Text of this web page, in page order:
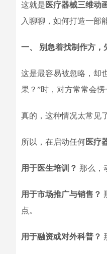
这就是 医疗器械三维动
入聊聊，如何打造一部
一、 别急着找制作方，
这是最容易被忽略，却
果？”时，对方常常会愣
真的，这种情况太常见了
所以，在启动任何医疗
用于医生培训？ 那么，
用于市场推广与销售？
点。
用于融资或对外科普？